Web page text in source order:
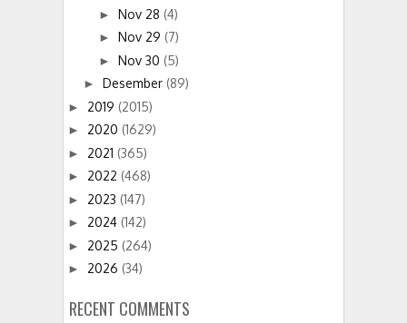
► Nov 28 (4)
► Nov 29 (7)
► Nov 30 (5)
► Desember (89)
► 2019 (2015)
► 2020 (1629)
► 2021 (365)
► 2022 (468)
► 2023 (147)
► 2024 (142)
► 2025 (264)
► 2026 (34)
RECENT COMMENTS